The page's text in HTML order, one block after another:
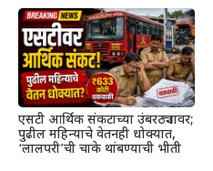
एसटी आर्थिक संकटाच्या उंबरठ्यावर;
पुढील महिन्याचे वेतनही धोक्यात,
‘लालपरी’ची चाके थांबण्याची भीती